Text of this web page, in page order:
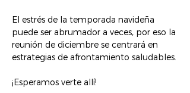
El estrés de la temporada navideña
puede ser abrumador a veces, por eso la
reunión de diciembre se centrará en
estrategias de afrontamiento saludables.
¡Esperamos verte allí!